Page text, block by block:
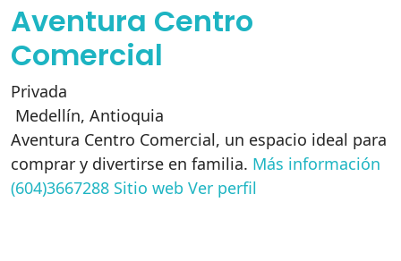
Aventura Centro
Comercial
Privada
Medellín, Antioquia
Aventura Centro Comercial, un espacio ideal para
comprar y divertirse en familia. Más información
(604)3667288 Sitio web Ver perfil